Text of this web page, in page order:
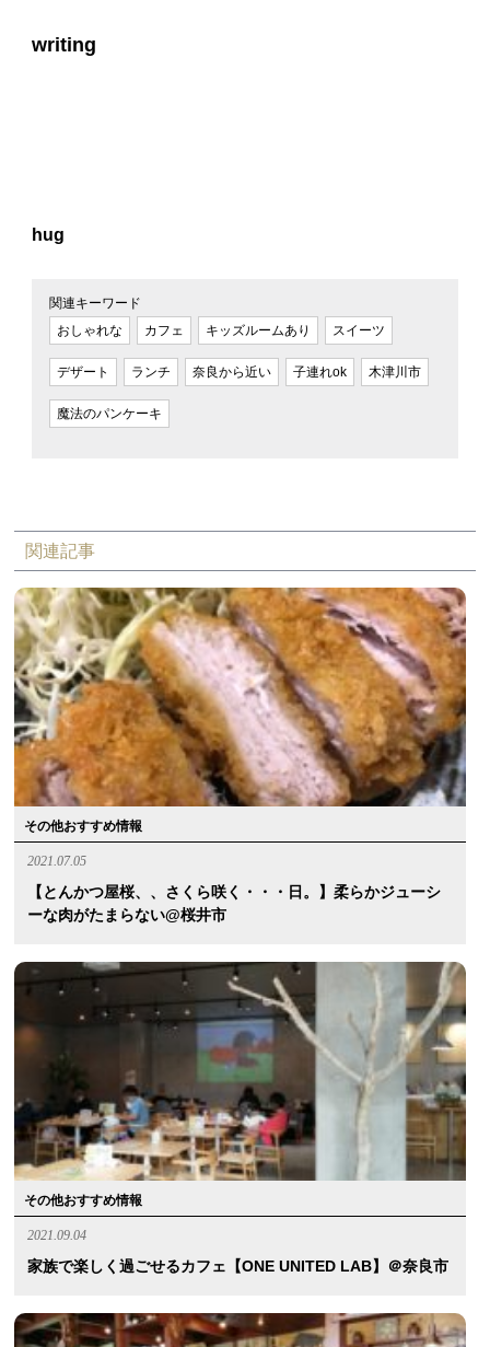
writing
hug
関連キーワード
おしゃれな
カフェ キッズルームあり スイーツ
デザート ランチ 奈良から近い 子連れok 木津川市
魔法のパンケーキ
関連記事
その他おすすめ情報
2021.07.05
【とんかつ屋桜、、さくら咲く・・・日。】柔らかジューシ
ーな肉がたまらない@桜井市
その他おすすめ情報
2021.09.04
家族で楽しく過ごせるカフェ【ONE UNITED LAB】＠奈良市